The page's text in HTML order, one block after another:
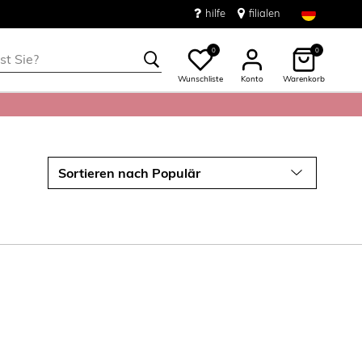
hilfe filialen
0
Wunschliste Konto
0
Warenkorb